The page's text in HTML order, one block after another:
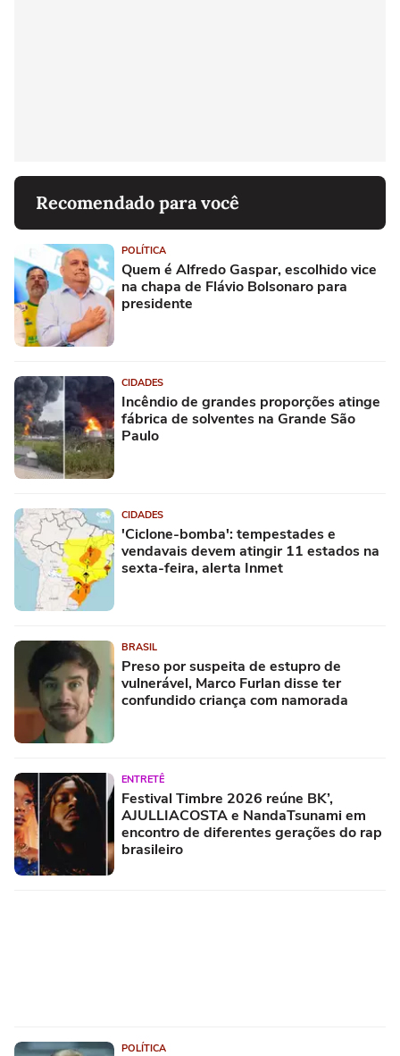
Recomendado para você
POLÍTICA
Quem é Alfredo Gaspar, escolhido vice
na chapa de Flávio Bolsonaro para
presidente
CIDADES
Incêndio de grandes proporções atinge
fábrica de solventes na Grande São
Paulo
CIDADES
'Ciclone-bomba': tempestades e
vendavais devem atingir 11 estados na
sexta-feira, alerta Inmet
BRASIL
Preso por suspeita de estupro de
vulnerável, Marco Furlan disse ter
confundido criança com namorada
ENTRETÊ
Festival Timbre 2026 reúne BK’,
AJULLIACOSTA e NandaTsunami em
encontro de diferentes gerações do rap
brasileiro
POLÍTICA